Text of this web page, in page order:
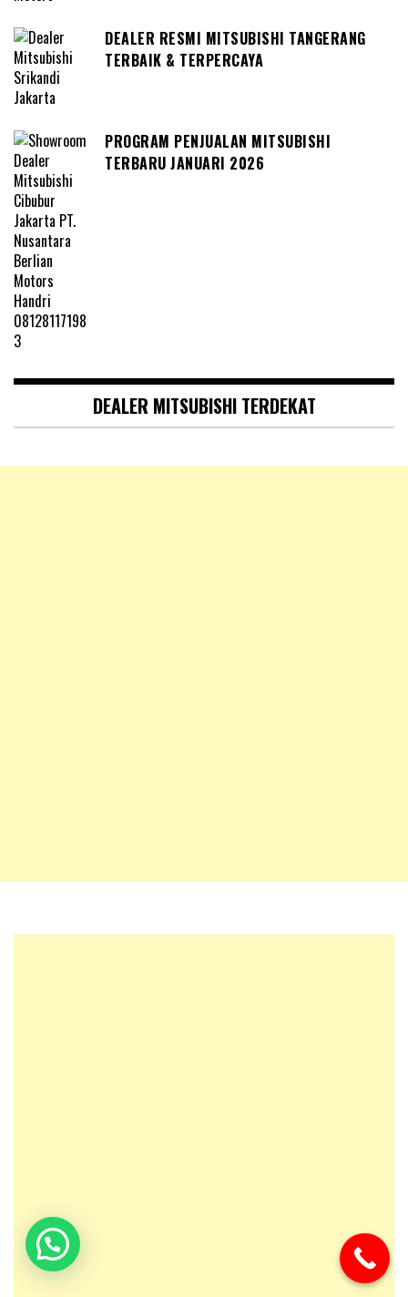
DEALER RESMI MITSUBISHI TANGERANG
TERBAIK & TERPERCAYA
PROGRAM PENJUALAN MITSUBISHI
TERBARU JANUARI 2026
DEALER MITSUBISHI TERDEKAT